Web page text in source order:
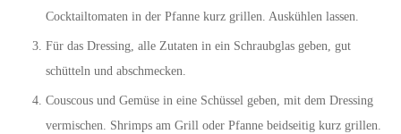
Cocktailtomaten in der Pfanne kurz grillen. Auskühlen lassen.
Für das Dressing, alle Zutaten in ein Schraubglas geben, gut
schütteln und abschmecken.
Couscous und Gemüse in eine Schüssel geben, mit dem Dressing
vermischen. Shrimps am Grill oder Pfanne beidseitig kurz grillen.